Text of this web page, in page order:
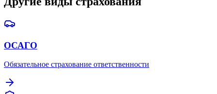
ОСАГО
Обязательное страхование ответственности